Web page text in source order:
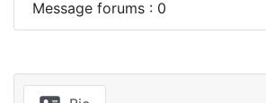
Message forums : 0